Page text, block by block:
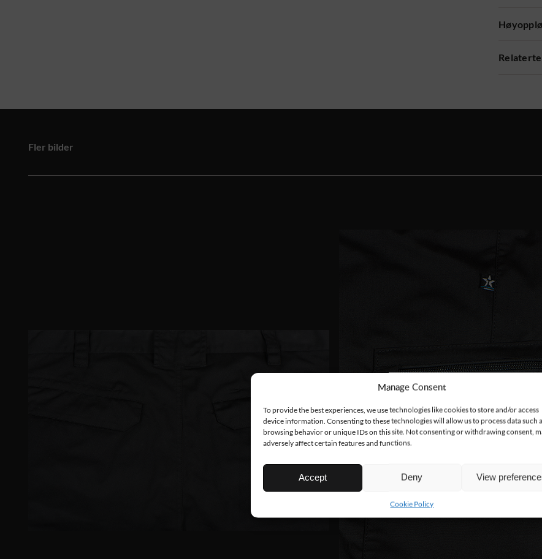
Manage Consent
To provide the best experiences, we use technologies like cookies to store and/or access
device information. Consenting to these technologies will allow us to process data such
browsing behavior or unique IDs on this site. Not consenting or withdrawing consent,
adversely affect certain features and functions.
Accept Deny View
Cookie Policy
Fler bilder